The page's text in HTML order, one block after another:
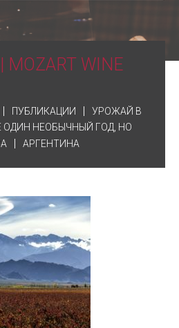
WINE
ПУБЛИКАЦИИ
УРОЖАЙ В
ОДИН НЕОБЫЧНЫЙ ГОД, НО
АРГЕНТИНА